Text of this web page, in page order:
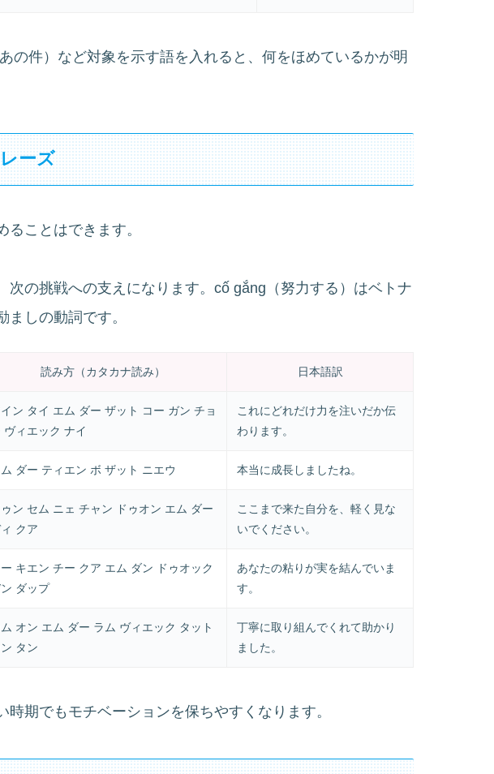
の件）など対象を示す語を入れると、何をほめているかが明
ーズ
ことはできます。
次の挑戦への支えになります。cố gắng（努力する）はベトナ
ましの動詞です。
読み方（カタカナ読み） 日本語訳
ン タイ エム ダー ザット コー ガン チョ
ヴィエック ナイ
これにどれだけ力を注いだか伝
わります。
ダー ティエン ボ ザット ニエウ 本当に成長しましたね。
ゥン セム ニェ チャン ドゥオン エム ダー
クア
ここまで来た自分を、軽く見な
いでください。
ー キエン チー クア エム ダン ドゥオック
ダップ
あなたの粘りが実を結んでいま
す。
オン エム ダー ラム ヴィエック タット
タン
丁寧に取り組んでくれて助かり
ました。
期でもモチベーションを保ちやすくなります。